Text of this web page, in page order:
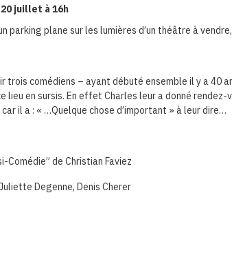
juillet à 16h
parking plane sur les lumières d’un théâtre à
trois comédiens – ayant débuté ensemble il y a 40
lieu en sursis. En effet Charles leur a donné rendez-
il a : « …Quelque chose d’important » à leur dire…
Comédie” de Christian Faviez
Degenne, Denis Cherer